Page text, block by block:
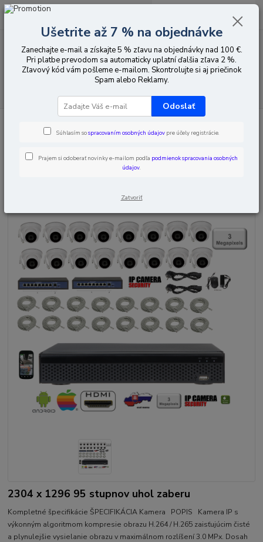
Menu
0,00 EUR
IP 3 MPx POE 16kanalovy
Kamerovy system dome IP 3 MPx
POE 16kanalovy
Doprava ZADARMO
2304 x 1296 95 stupnov uhol zaberu
Kompletné špecifikácie ŠPECIFIKÁCIA Kamera POPIS Kamera IP s
výkonným algoritmom kompresie obrazu H.264 / H.265 zaisťujúcim čisté
a plynulejšie vysielanie obrazu v maximálnom rozlíšení 3.0 MPx. Dosah
Ušetrite až 7 % na objednávke
Zanechajte e-mail a získajte 5 % zľavu na objednávky nad 100 €.
Pri platbe prevodom sa automaticky uplatní ďalšia zľava 2 %.
Zľavový kód vám pošleme e-mailom. Skontrolujte si aj priečinok
Spam alebo Reklamy.
Odoslať
Súhlasím sospracovaním osobných údajov pre účely registrácie.
Prajem si odoberať novinky e-mailom podľa podmienok spracovania osobných
údajov.
Zatvoriť